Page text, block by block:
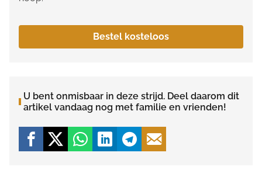
Bestel kosteloos
U bent onmisbaar in deze strijd. Deel daarom dit
artikel vandaag nog met familie en vrienden!